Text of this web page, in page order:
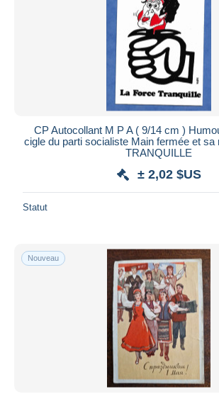
CP Autocollant M P A ( 9/14 cm )
cigle du parti socialiste Main fermée et sa
TRANQUILLE
± 2,02 $US
Statut
Nouveau